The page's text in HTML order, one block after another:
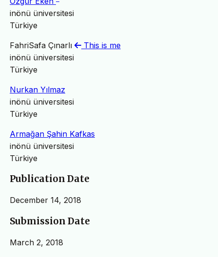
inönü üniversitesi
Türkiye
FahriSafa Çınarlı
This is me
inönü üniversitesi
Türkiye
Nurkan Yılmaz
inönü üniversitesi
Türkiye
Armağan Şahin Kafkas
inönü üniversitesi
Türkiye
Publication Date
December 14, 2018
Submission Date
March 2, 2018